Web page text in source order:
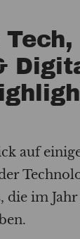
Tech,
auf
die im